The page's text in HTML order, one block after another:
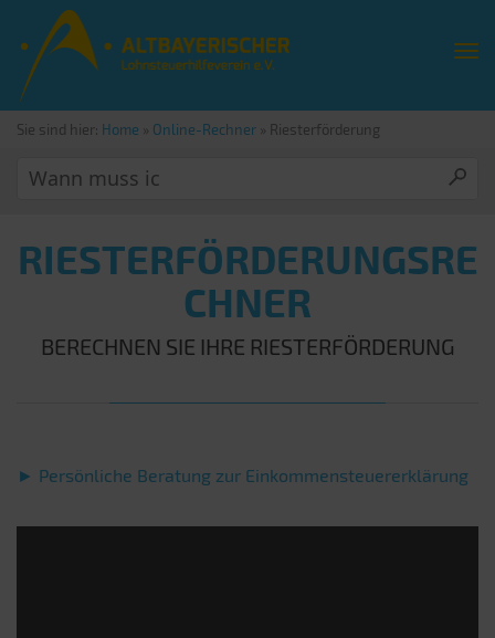
Sie sind hier: Home » Online-Rechner » Riesterförderung
RIESTERFÖRDERUNGSRE
CHNER
BERECHNEN SIE IHRE RIESTERFÖRDERUNG
► Persönliche Beratung zur Einkommensteuererklärung